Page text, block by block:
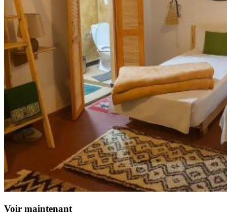
Voir maintenant